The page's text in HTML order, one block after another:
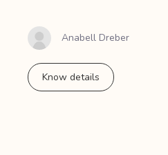
Anabell Dreber
Know details